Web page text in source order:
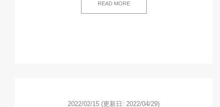
READ MORE
2022/02/15 (更新日: 2022/04/29)